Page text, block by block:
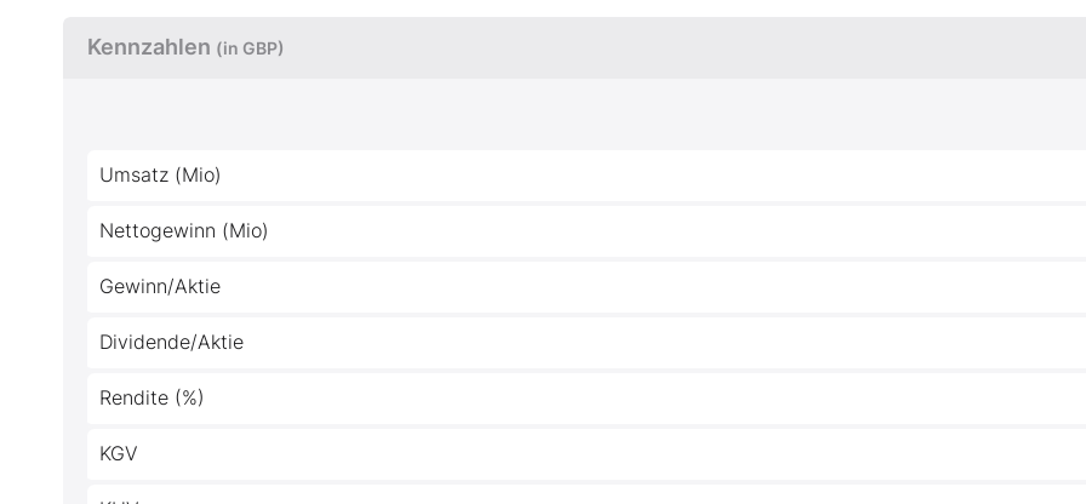
Kennzahlen (in GBP)
Umsatz (Mio)
Nettogewinn (Mio)
Gewinn/Aktie
Dividende/Aktie
Rendite (%)
KGV